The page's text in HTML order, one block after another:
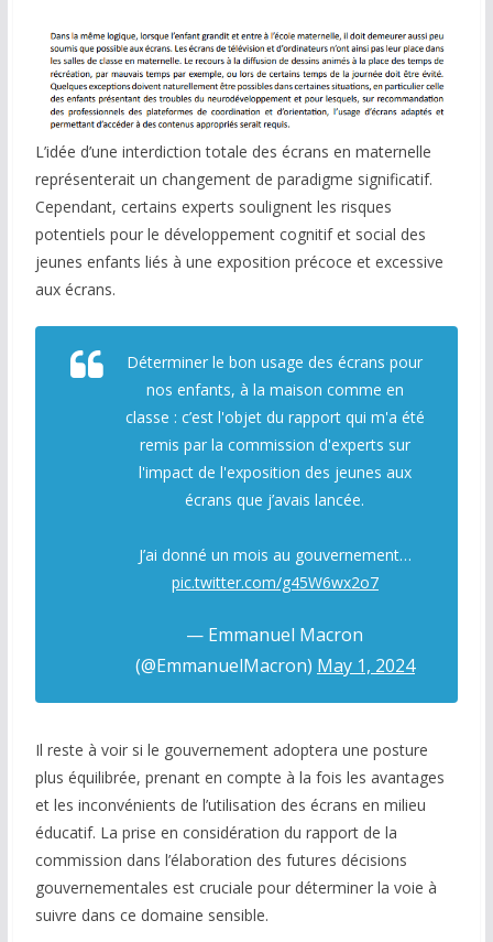
L’idée d’une interdiction totale des écrans en maternelle
représenterait un changement de paradigme significatif.
Cependant, certains experts soulignent les risques
potentiels pour le développement cognitif et social des
jeunes enfants liés à une exposition précoce et excessive
aux écrans.
Déterminer le bon usage des écrans pour
nos enfants, à la maison comme en
classe : c’est l'objet du rapport qui m'a été
remis par la commission d'experts sur
l'impact de l'exposition des jeunes aux
écrans que j’avais lancée.
J’ai donné un mois au gouvernement…
pic.twitter.com/g45W6wx2o7
— Emmanuel Macron
(@EmmanuelMacron) May 1, 2024
Il reste à voir si le gouvernement adoptera une posture
plus équilibrée, prenant en compte à la fois les avantages
et les inconvénients de l’utilisation des écrans en milieu
éducatif. La prise en considération du rapport de la
commission dans l’élaboration des futures décisions
gouvernementales est cruciale pour déterminer la voie à
suivre dans ce domaine sensible.